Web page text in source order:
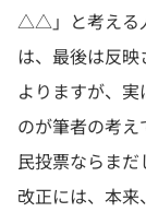
△△」と考える
は、最後は反
よりますが、
のが筆者の考
民投票ならま
改正には、本